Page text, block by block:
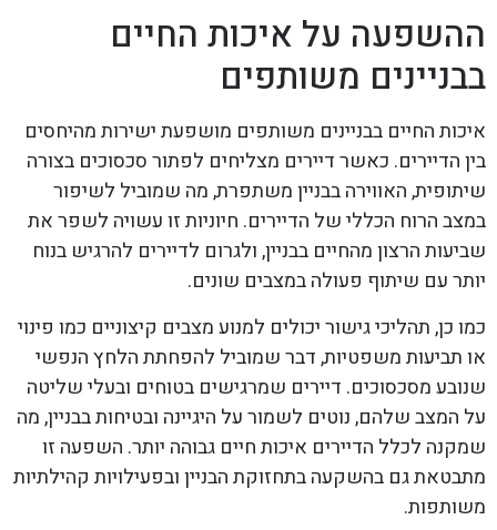
ההשפעה על איכות החיים
בבניינים משותפים
איכות החיים בבניינים משותפים מושפעת ישירות מהיחסים
בין הדיירים. כאשר דיירים מצליחים לפתור סכסוכים בצורה
שיתופית, האווירה בבניין משתפרת, מה שמוביל לשיפור
במצב הרוח הכללי של הדיירים. חיוניות זו עשויה לשפר את
שביעות הרצון מהחיים בבניין, ולגרום לדיירים להרגיש בנוח
יותר עם שיתוף פעולה במצבים שונים.
כמו כן, תהליכי גישור יכולים למנוע מצבים קיצוניים כמו פינוי
או תביעות משפטיות, דבר שמוביל להפחתת הלחץ הנפשי
שנובע מסכסוכים. דיירים שמרגישים בטוחים ובעלי שליטה
על המצב שלהם, נוטים לשמור על היגיינה ובטיחות בבניין, מה
שמקנה לכלל הדיירים איכות חיים גבוהה יותר. השפעה זו
מתבטאת גם בהשקעה בתחזוקת הבניין ובפעילויות קהילתיות
משותפות.